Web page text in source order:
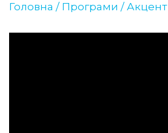
Головна / Програми /